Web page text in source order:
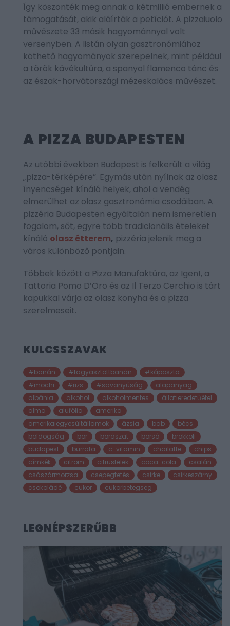
KULCSSZAVAK
#banán #fagyasztottbanán
#káposzta
#mochi
#rizs #savanyúság
alapanyag
albánia
alkohol alkoholmentes
állatieredetűétel
alma
alufólia
amerika
amerikaiegyesültállamok
ázsia bab
bécs
boldogság
bor borászat borsó
brokkoli
budapest
burrata c-vitamin chailatte
chips
címkék
citrom citrusfélék coca-cola
csalán
császármorzsa
csepegtetés csirke
csirkeszárny
csokoládé
cukor cukorbetegseg
Így köszönték meg annak a kétmillió embernek a
támogatását, akik aláírták a petíciót. A pizzaiuolo
művészete 33 másik hagyománnyal volt
versenyben. A listán olyan gasztronómiához
köthető hagyományok szerepelnek, mint például
a török kávékultúra, a spanyol flamenco tánc és
az észak-horvátországi mézeskalács művészet.
A PIZZA BUDAPESTEN
Az utóbbi években Budapest is felkerült a világ
„pizza-térképére”. Egymás után nyílnak az olasz
ínyencséget kínáló helyek, ahol a vendég
elmerülhet az olasz gasztronómia csodáiban. A
pizzéria Budapesten egyáltalán nem ismeretlen
fogalom, sőt, egyre több tradicionális ételeket
kínáló olasz étterem, pizzéria jelenik meg a
város különböző pontjain.
Többek között a Pizza Manufaktúra, az Igen!, a
Tattoria Pomo D’Oro és az Il Terzo Cerchio is tárt
kapukkal várja az olasz konyha és a pizza
szerelmeseit.
LEGNÉPSZERŰBB